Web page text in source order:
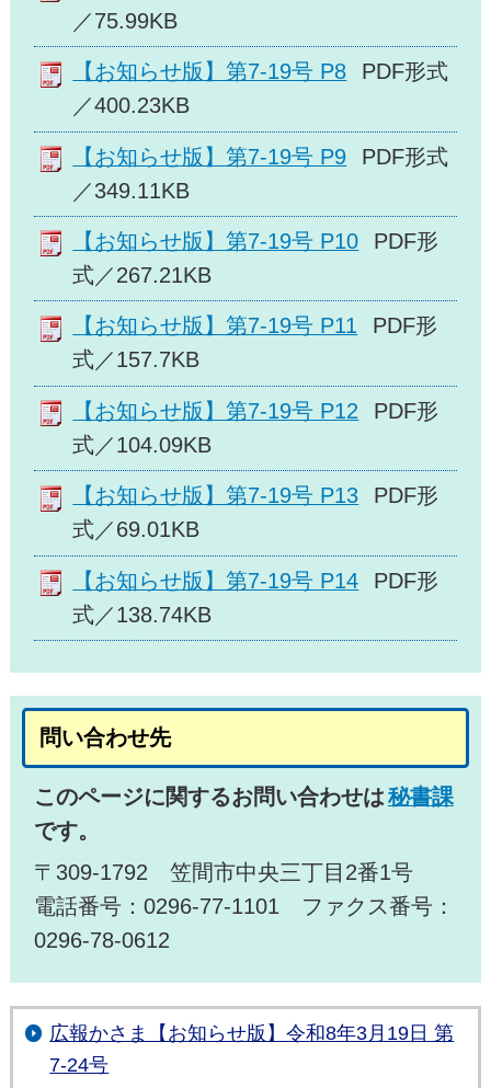
／75.99KB
【お知らせ版】第7-19号 P8
PDF形式
／400.23KB
【お知らせ版】第7-19号 P9
PDF形式
／349.11KB
【お知らせ版】第7-19号 P10
PDF形
式／267.21KB
【お知らせ版】第7-19号 P11
PDF形
式／157.7KB
【お知らせ版】第7-19号 P12
PDF形
式／104.09KB
【お知らせ版】第7-19号 P13
PDF形
式／69.01KB
【お知らせ版】第7-19号 P14
PDF形
式／138.74KB
問い合わせ先
このページに関するお問い合わせは秘書課
です。
〒309-1792 笠間市中央三丁目2番1号
電話番号：0296-77-1101 ファクス番号：
0296-78-0612
広報かさま【お知らせ版】令和8年3月19日 第
7-24号